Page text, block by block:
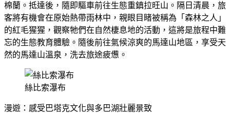
棉蘭。抵達後，隨即驅車前往生態重鎮拉旺山。隔日清晨，旅
客將有機會在原始熱帶雨林中，親眼目睹被稱為「森林之人」
的紅毛猩猩，觀察牠們在自然棲息地的活動，這將是旅程中難
忘的生態教育體驗。隨後前往氣候涼爽的馬達山地區，享受天
然的馬達山溫泉，洗去旅途疲憊。
絲比索瀑布
漫遊：感受巴塔克文化與多巴湖壯麗景致